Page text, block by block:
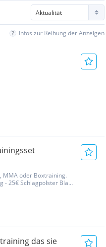
Infos zur Reihung der Anzeigen
MMA oder Boxtraining.
- 25€ Schlagpolster Blau
das sie